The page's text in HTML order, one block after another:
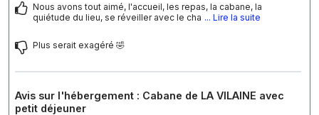
Nous avons tout aimé, l'accueil, les repas, la cabane, la
quiétude du lieu, se réveiller avec le cha ... Lire la suite
Plus serait exagéré 🤣
Avis sur l'hébergement : Cabane de LA VILAINE avec
petit déjeuner